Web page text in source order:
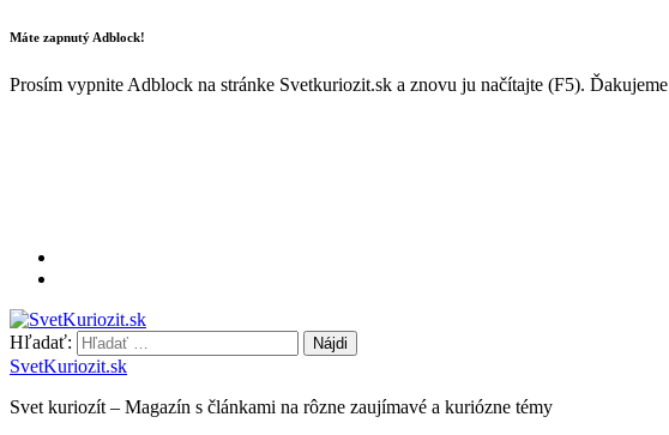
Máte zapnutý Adblock!
Prosím vypnite Adblock na stránke Svetkuriozit.sk a znovu ju načítajte (F5). Ďakujeme
Hľadať:
SvetKuriozit.sk
Svet kuriozít – Magazín s článkami na rôzne zaujímavé a kuriózne témy